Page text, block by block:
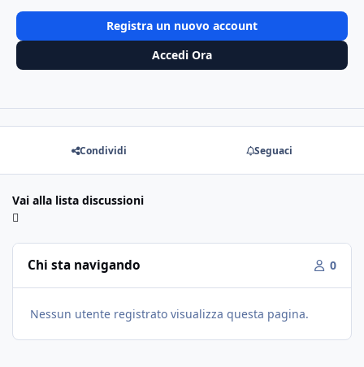
Registra un nuovo account
Accedi Ora
Condividi Seguaci
Vai alla lista discussioni
Chi sta navigando 0
Nessun utente registrato visualizza questa pagina.